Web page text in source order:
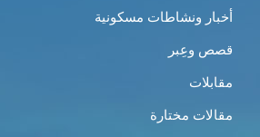
أخبار ونشاطات مسكونية
قصص وعِبر
مقابلات
مقالات مختارة